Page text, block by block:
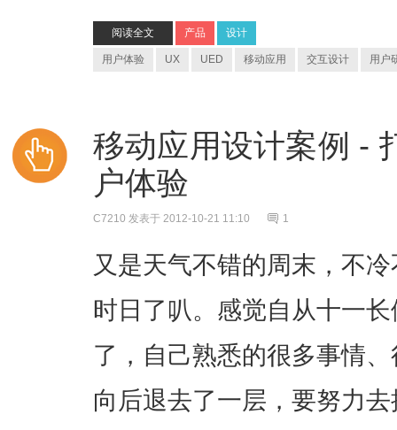
阅读全文 产品 设计
用户体验 UX UED 移动应用 交互设计 用户
移动应用设计案例 -
户体验
C7210 发表于 2012-10-21 11:10 1
又是天气不错的周末，不
时日了叭。感觉自从十一
了，自己熟悉的很多事情
向后退去了一层，要努力